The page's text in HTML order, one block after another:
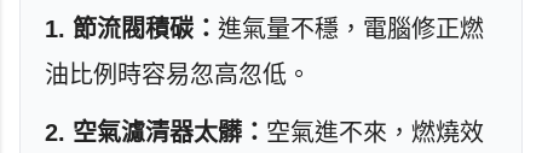
1. 節流閥積碳： 進氣量不穩，電腦修正燃
油比例時容易忽高忽低。
2. 空氣濾清器太髒： 空氣進不來，燃燒效